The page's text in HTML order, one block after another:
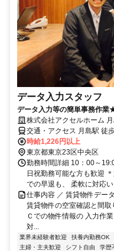
データ入力スタッフ
データ入力等の簡単事務作
株式会社アクセルホーム
交通・アクセス 月島駅 徒
時給1,226円以上
東京都東京23区中央区
勤務時間詳細 10：00～
日祝勤務可能な方も歓迎
での早退も、 柔軟に対応
仕事内容 ／ 賃貸物件デー
賃貸物件の空室確認と間
Ｃでの物件情報の 入力作
対...
業界未経験者歓迎 扶養内勤務OK
主婦・主夫歓迎
シフト自由 学歴